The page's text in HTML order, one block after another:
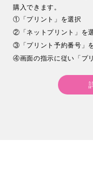
購入できます。
①「プリント」を選択
②「ネットプリント」を
③「プリント予約番号」
④画面の指示に従い「プ